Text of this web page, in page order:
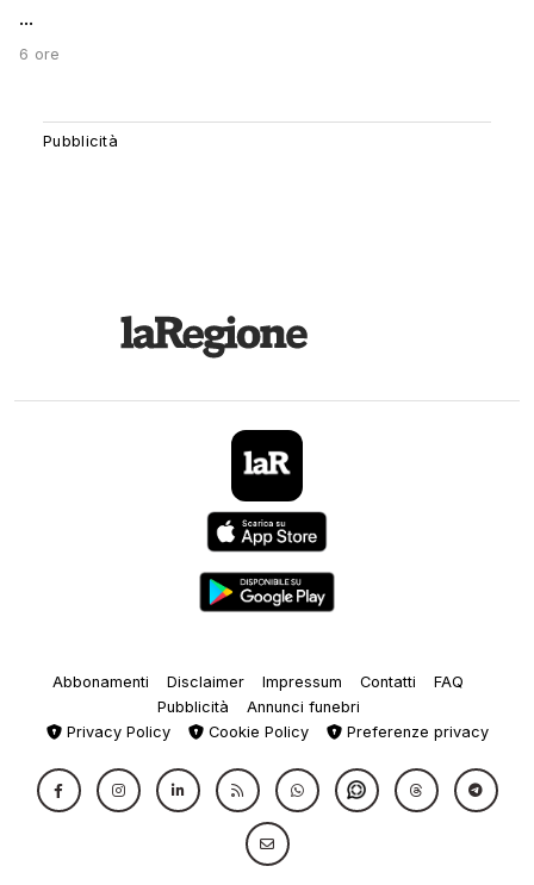
...
6 ore
Abbonamenti Disclaimer Impressum Contatti
FAQ
Pubblicità
Annunci funebri
Privacy Policy
Cookie Policy Preferenze privacy